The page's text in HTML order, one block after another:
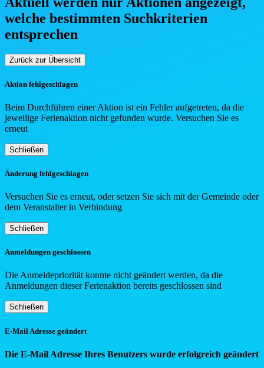
welche bestimmten Suchkriterien
entsprechen
Zurück zur Übersicht
Aktion fehlgeschlagen
Beim Durchführen einer Aktion ist ein Fehler aufgetreten, da die
jeweilige Ferienaktion nicht gefunden wurde. Versuchen Sie es
erneut
Schließen
Änderung fehlgeschlagen
Versuchen Sie es erneut, oder setzen Sie sich mit der Gemeinde oder
dem Veranstalter in Verbindung
Schließen
Anmeldungen geschlossen
Die Anmeldepriorität konnte nicht geändert werden, da die
Anmeldungen dieser Ferienaktion bereits geschlossen sind
Schließen
E-Mail Adresse geändert
Die E-Mail Adresse Ihres Benutzers wurde erfolgreich geändert